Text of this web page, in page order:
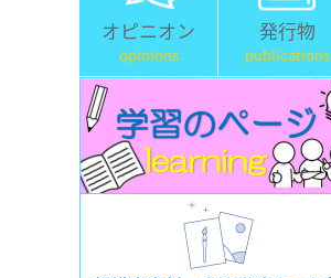
オピニオン
opinions
発行物
publications